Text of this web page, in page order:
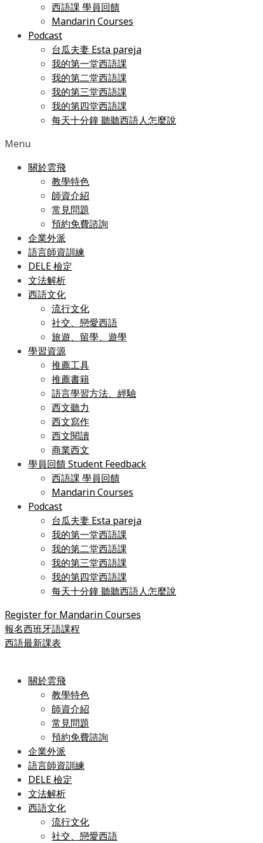
西語課 學員回饋
Mandarin Courses
Podcast
台瓜夫妻 Esta pareja
我的第一堂西語課
我的第二堂西語課
我的第三堂西語課
我的第四堂西語課
每天十分鐘 聽聽西語人怎麼說
Menu
關於雲飛
教學特色
師資介紹
常見問題
預約免費諮詢
企業外派
語言師資訓練
DELE 檢定
文法解析
西語文化
流行文化
社交、戀愛西語
旅遊、留學、遊學
學習資源
推薦工具
推薦書籍
語言學習方法、經驗
西文聽力
西文寫作
西文閱讀
商業西文
學員回饋 Student Feedback
西語課 學員回饋
Mandarin Courses
Podcast
台瓜夫妻 Esta pareja
我的第一堂西語課
我的第二堂西語課
我的第三堂西語課
我的第四堂西語課
每天十分鐘 聽聽西語人怎麼說
Register for Mandarin Courses
報名西班牙語課程
西語最新課表
關於雲飛
教學特色
師資介紹
常見問題
預約免費諮詢
企業外派
語言師資訓練
DELE 檢定
文法解析
西語文化
流行文化
社交、戀愛西語